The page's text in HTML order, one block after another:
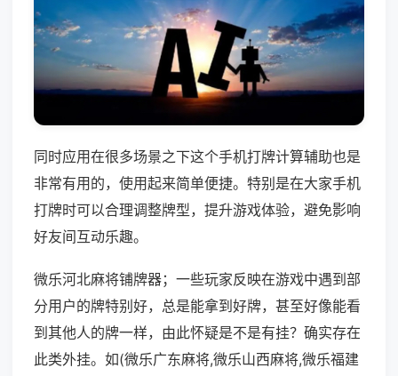
同时应用在很多场景之下这个手机打牌计算辅助也是
非常有用的，使用起来简单便捷。特别是在大家手机
打牌时可以合理调整牌型，提升游戏体验，避免影响
好友间互动乐趣。
微乐河北麻将铺牌器；一些玩家反映在游戏中遇到部
分用户的牌特别好，总是能拿到好牌，甚至好像能看
到其他人的牌一样，由此怀疑是不是有挂？确实存在
此类外挂。如(微乐广东麻将,微乐山西麻将,微乐福建